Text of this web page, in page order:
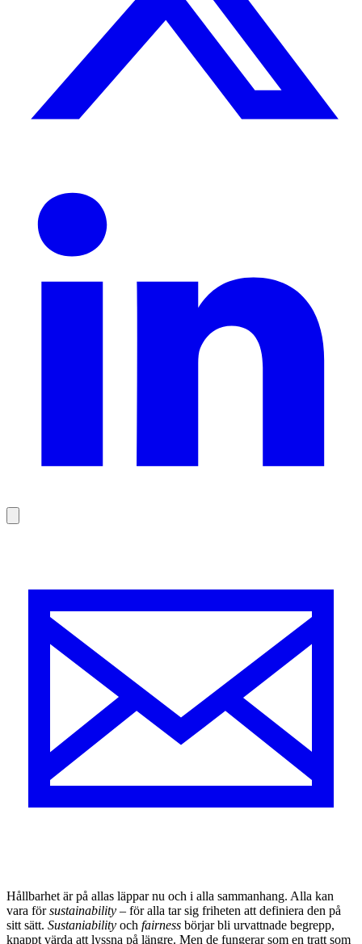
Hållbarhet är på allas läppar nu och i alla sammanhang. Alla kan
vara försustaina­bility – för alla tar sig friheten att definiera den på
sitt sätt. Sustaniability och fairness börjar bli urvattnade begrepp,
knappt värda att lyssna på längre. Men de fungerar som en tratt som